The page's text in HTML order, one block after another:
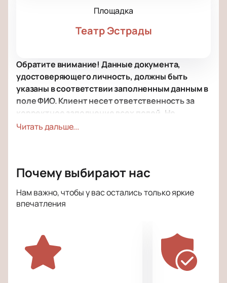
Площадка
Театр Эстрады
Обратите внимание! Данные документа,
удостоверяющего личность, должны быть
указаны в соответствии заполненным данным в
поле ФИО. Клиент несет ответственность за
корректное заполнение всех полей. Не
забудьте взять документ с собой!
Режиссёр:Владимир Ячменёв.
Анастасия Панина, Владимир Жеребцов, Виталий
Кудрявцев.
Спектакль «Вне подозрения» в театре Эстрады —
это захватывающая драма, погружающая зрителей
в мир тайн и интриг. На сцене разворачивается
история, которая начинается с случайного
Читать дальше...
Почему выбирают нас
Нам важно, чтобы у вас остались только яркие
впечатления